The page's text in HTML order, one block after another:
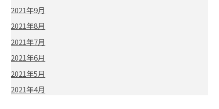
2021年9月
2021年8月
2021年7月
2021年6月
2021年5月
2021年4月